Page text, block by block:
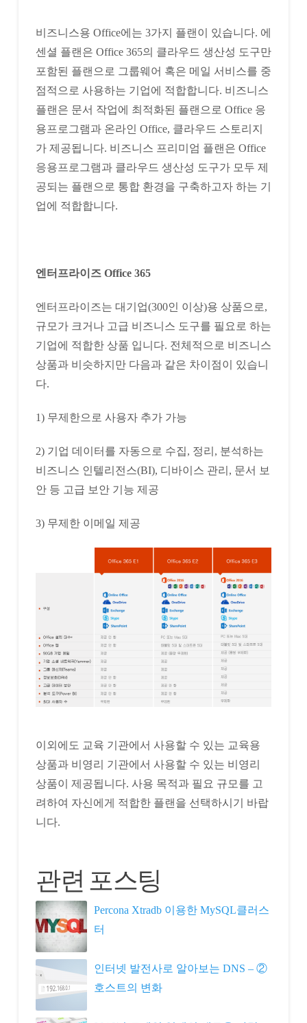
비즈니스용 Office에는 3가지 플랜이 있습니다. 에
센셜 플랜은 Office 365의 클라우드 생산성 도구만
포함된 플랜으로 그룹웨어 혹은 메일 서비스를 중
점적으로 사용하는 기업에 적합합니다. 비즈니스
플랜은 문서 작업에 최적화된 플랜으로 Office 응
용프로그램과 온라인 Office, 클라우드 스토리지
가 제공됩니다. 비즈니스 프리미엄 플랜은 Office
응용프로그램과 클라우드 생산성 도구가 모두 제
공되는 플랜으로 통합 환경을 구축하고자 하는 기
업에 적합합니다.
엔터프라이즈 Office 365
엔터프라이즈는 대기업(300인 이상)용 상품으로,
규모가 크거나 고급 비즈니스 도구를 필요로 하는
기업에 적합한 상품 입니다. 전체적으로 비즈니스
상품과 비슷하지만 다음과 같은 차이점이 있습니
다.
1) 무제한으로 사용자 추가 가능
2) 기업 데이터를 자동으로 수집, 정리, 분석하는
비즈니스 인텔리전스(BI), 디바이스 관리, 문서 보
안 등 고급 보안 기능 제공
3) 무제한 이메일 제공
이외에도 교육 기관에서 사용할 수 있는 교육용
상품과 비영리 기관에서 사용할 수 있는 비영리
상품이 제공됩니다. 사용 목적과 필요 규모를 고
려하여 자신에게 적합한 플랜을 선택하시기 바랍
니다.
관련 포스팅
Percona Xtradb 이용한 MySQL클러스
터
인터넷 발전사로 알아보는 DNS – ②
호스트의 변화